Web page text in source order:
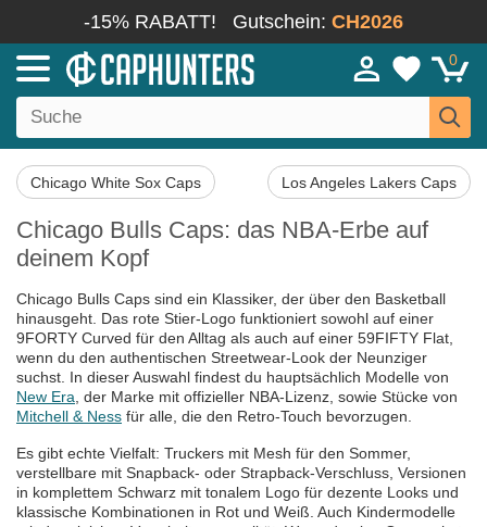
-15% RABATT! Gutschein: CH2026
0
Chicago White Sox Caps Los Angeles Lakers Caps
Chicago Bulls Caps: das NBA-Erbe auf
deinem Kopf
Chicago Bulls Caps sind ein Klassiker, der über den Basketball
hinausgeht. Das rote Stier-Logo funktioniert sowohl auf einer
9FORTY Curved für den Alltag als auch auf einer 59FIFTY Flat,
wenn du den authentischen Streetwear-Look der Neunziger
suchst. In dieser Auswahl findest du hauptsächlich Modelle von
New Era , der Marke mit offizieller NBA-Lizenz, sowie Stücke von
Mitchell & Ness für alle, die den Retro-Touch bevorzugen.
Es gibt echte Vielfalt: Truckers mit Mesh für den Sommer,
verstellbare mit Snapback- oder Strapback-Verschluss, Versionen
in komplettem Schwarz mit tonalem Logo für dezente Looks und
klassische Kombinationen in Rot und Weiß. Auch Kindermodelle